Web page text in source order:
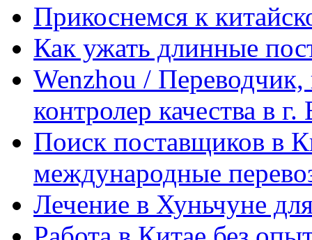
Прикоснемся к
Как ужать длинные
Wenzhou / Переводчик,
контролер качества в
Поиск поставщиков в
международные
Лечение в Хуньчуне